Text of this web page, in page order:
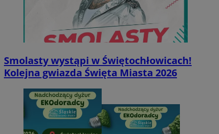
Smolasty wystąpi w Świętochłowicach!
Kolejna gwiazda Święta Miasta 2026